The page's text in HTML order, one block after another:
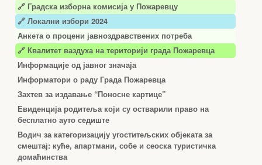
🔗 Градска изборна комисија у Пожаревцу
🔗 Локални избори 2024
Анкета о процени јавноздравствених потреба
🔗 Квалитет ваздуха на територији града Пожаревца
Информације од јавног значаја
Информатори о раду Града Пожаревца
Захтев за издавање “Поносне картице”
Евиденција родитеља који су остварили право на
бесплатно ауто седиште
Водич за категоризацију угоститељских објеката за
смештај: куће, апартмани, собе и сеоска туристичка
домаћинства